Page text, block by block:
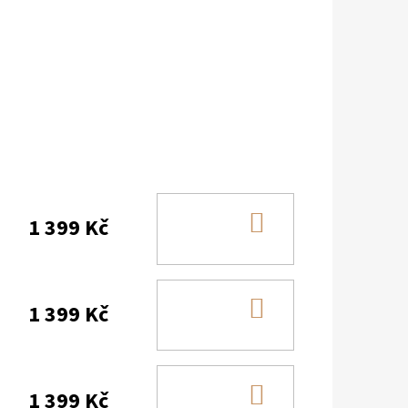
1 399 Kč
1 399 Kč
1 399 Kč